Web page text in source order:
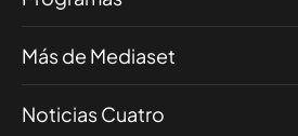
Más de Mediaset
Noticias Cuatro